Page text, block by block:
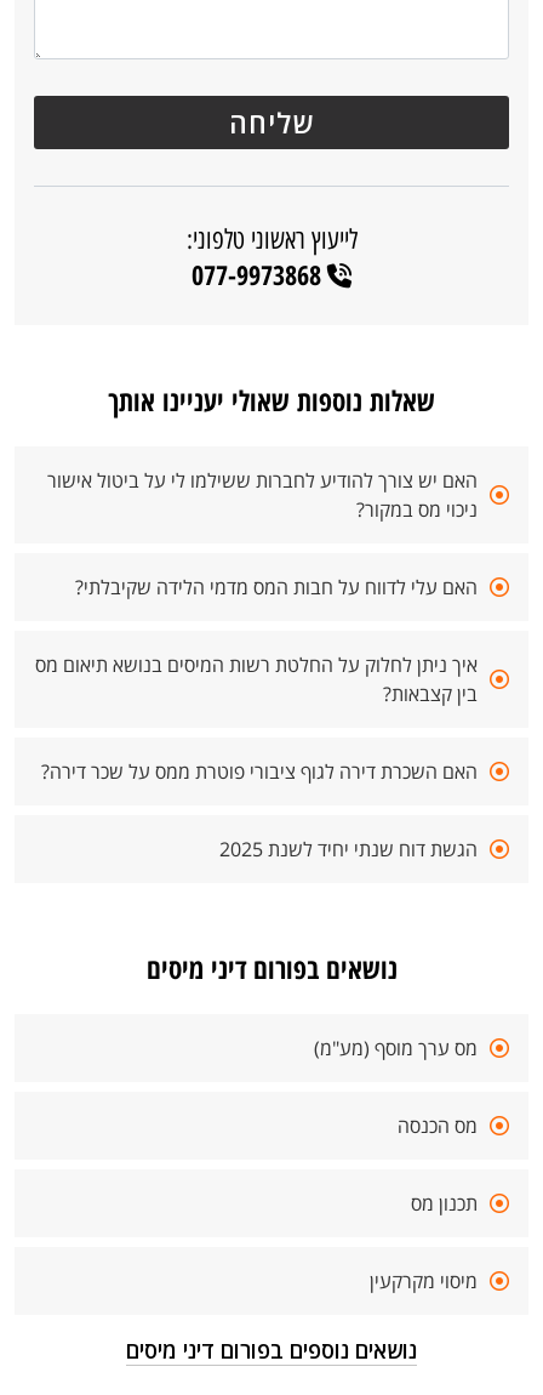
לייעוץ ראשוני טלפוני:
077-9973868
שאלות נוספות שאולי יעניינו אותך
האם יש צורך להודיע לחברות ששילמו לי על ביטול אישור
ניכוי מס במקור?
האם עלי לדווח על חבות המס מדמי הלידה שקיבלתי?
איך ניתן לחלוק על החלטת רשות המיסים בנושא תיאום מס
בין קצבאות?
האם השכרת דירה לגוף ציבורי פוטרת ממס על שכר דירה?
הגשת דוח שנתי יחיד לשנת 2025
נושאים בפורום דיני מיסים
מס ערך מוסף (מע"מ)
מס הכנסה
תכנון מס
מיסוי מקרקעין
נושאים נוספים בפורום דיני מיסים